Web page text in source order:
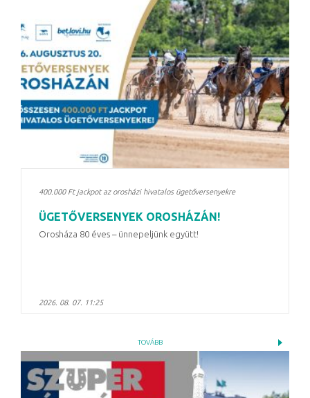
400.000 Ft jackpot az orosházi hivatalos ügetőversenyekre
ÜGETŐVERSENYEK OROSHÁZÁN!
Orosháza 80 éves – ünnepeljünk együtt!
2026. 08. 07. 11:25
TOVÁBB